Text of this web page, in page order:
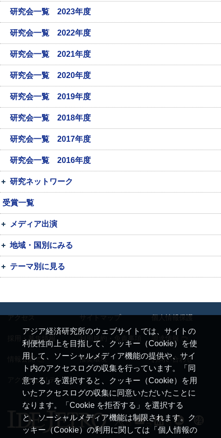
研究会一覧 2023年度
研究会一覧 2022年度
研究会一覧 2021年度
研究会一覧 2020年度
研究会一覧 2019年度
研究会一覧 2018年度
研究会一覧 2017年度
研究会一覧 2016年度
研究ネットワーク
受賞一覧
メディア出演
地域・国別にみる
テーマ別に見る
アジア経済研究所のウェブサイトでは、サイトの
利便性向上を目指して、クッキー（Cookie）を使
用して、ソーシャルメディア機能の提供や、サイ
ト内のアクセスログの収集を行っています。「同
意する」を選択すると、クッキー（Cookie）を用
いたアクセスログの収集に同意いただいたことに
なります。「Cookie を拒否する」を選択する
と、ソーシャルメディア機能は制限されます。ク
ッキー（Cookie）の利用に関しては「個人情報の
アクセス サイトマップ 個人情報保護
採用・募集情報 利用規約・免責事項
情報公開 推奨環境 お問い合わせ
アクセシビリティ